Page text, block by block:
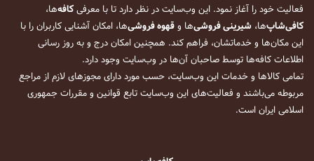
فعالیت خود را آغاز نمود. این وب‌سایت در نظر دارد تا با معرفیکافه‌ها،
کافی‌شاپ‌ها، شیرینی فروشی‌ها وقهوه فروشی‌ها، امکان آشنایی کاربران را با
این مکان‌ها و خدماتشان، فراهم کند. همچنین امکان درج و به روز رسانی
اطلاعات کافه‌ها توسط صاحبان آن‌ها در وب‌سایت وجود دارد.
تمامی کالاها و خدمات این وب‌سایت، حسب مورد دارای مجوزهای لازم از مراجع
مربوطه می‌باشند و فعالیت‌های این وب‌سایت تابع قوانین و مقررات جمهوری
اسلامی ایران است.